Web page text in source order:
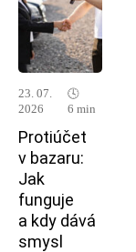
23. 07.
2026
🕓
6 min
Protiúčet
v bazaru:
Jak
funguje
a kdy dává
smysl